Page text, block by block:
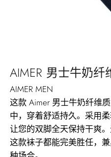
AIMER 男士牛奶
AIMER MEN
这款 Aimer 男士牛奶纤维
中，穿着舒适持久。采用
让您的双脚全天保持干爽
这款袜子都能完美胜任，